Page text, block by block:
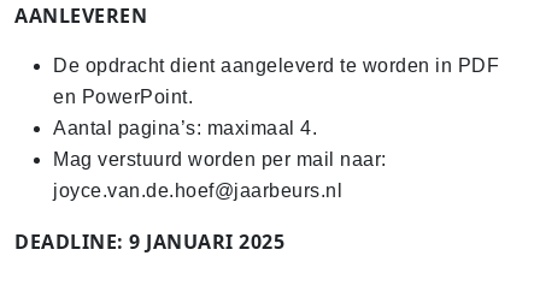
AANLEVEREN
De opdracht dient aangeleverd te worden in PDF
en PowerPoint.
Aantal pagina’s: maximaal 4.
Mag verstuurd worden per mail naar:
joyce.van.de.hoef@jaarbeurs.nl
DEADLINE: 9 JANUARI 2025